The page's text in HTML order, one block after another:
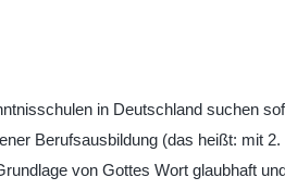
in Deutschland suchen
Berufsausbildung (das heißt: mit
von Gottes Wort glaubhaft